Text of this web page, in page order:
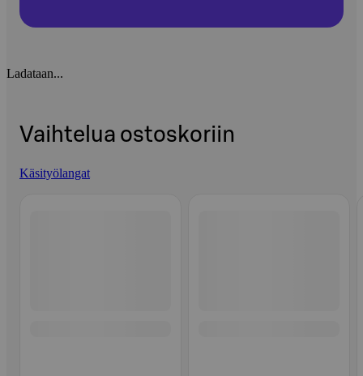
Ladataan...
Vaihtelua ostoskoriin
Käsityölangat